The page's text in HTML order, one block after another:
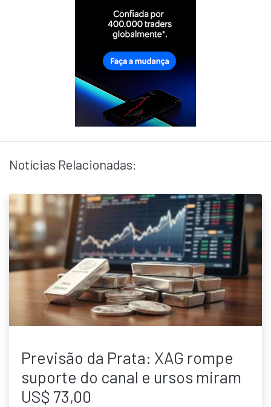
Notícias Relacionadas:
Previsão da Prata: XAG rompe
suporte do canal e ursos miram
US$ 73,00